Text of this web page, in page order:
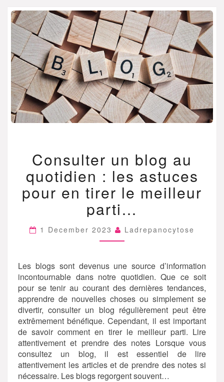
UN
BLOG
AU
QUOTIDIEN
:
LES
ASTUCES
POUR
EN
MEILLEUR
PARTI…
Consulter un blog au
quotidien : les astuces
pour en tirer le meilleur
parti…
1 December 2023 Ladrepanocytose
Les blogs sont devenus une source d’information
incontournable dans notre quotidien. Que ce soit
pour se tenir au courant des dernières tendances,
apprendre de nouvelles choses ou simplement se
divertir, consulter un blog régulièrement peut être
extrêmement bénéfique. Cependant, il est important
de savoir comment en tirer le meilleur parti. Lire
attentivement et prendre des notes Lorsque vous
consultez un blog, il est essentiel de lire
attentivement les articles et de prendre des notes si
nécessaire. Les blogs regorgent souvent…